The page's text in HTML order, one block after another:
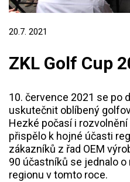
20.7. 2021
ZKL Golf Cup
10. července 2021 se po
uskutečnit oblíbený
Hezké počasí i
přispělo k hojné účasti
zákazníků z řad OEM
90 účastníků se jednalo
regionu v tomto roce.